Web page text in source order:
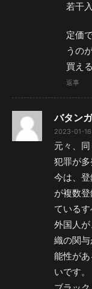
若干
定価
うの
買え
返事
バタン
2023-01-16
元々、
犯罪が多
今は、
が複数
ているす
外国人
織の関
能性が
いです。